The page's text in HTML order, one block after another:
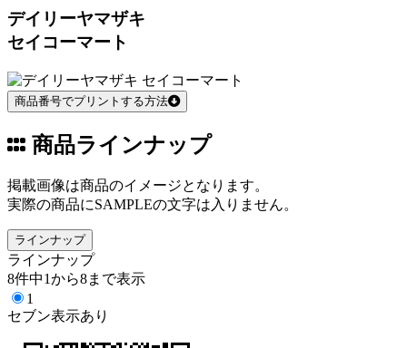
デイリーヤマザキ
セイコーマート
商品番号でプリントする方法
商品ラインナップ
掲載画像は商品のイメージとなります。
実際の商品にSAMPLEの文字は入りません。
ラインナップ
ラインナップ
8件中1から8まで表示
1
セブン表示あり